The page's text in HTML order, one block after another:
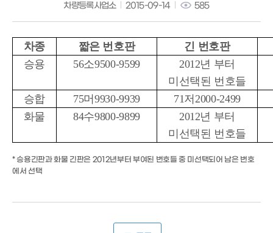
차량등록사업소 2015-09-14 585
차종 짧은 번호판
긴 번호판
승용
56소9500-9599
2012년 부터
미선택된 번호들
승합
75머9930-9939
71저2000-2499
화물
84수9800-9899
2012년 부터
미선택된 번호들
* 승용긴판과 화물 긴판은 2012년부터 부여된 번호들 중 미선택되어 남은 번호
에서 선택